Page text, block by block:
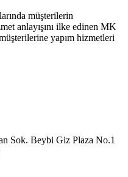
müşterilerin
anlayışını ilke edinen MK
yapım hizmetleri
Sok. Beybi Giz Plaza No.1